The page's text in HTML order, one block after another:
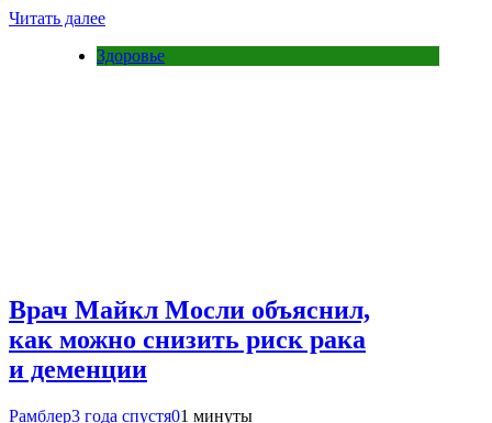
Читать далее
Здоровье
Врач Майкл Мосли объяснил,
как можно снизить риск рака
и деменции
Рамблер3 года спустя01 минуты